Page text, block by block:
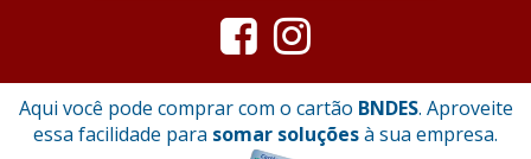
Aqui você pode comprar com o cartão BNDES. Aproveite
essa facilidade para somar soluçõesà sua empresa.